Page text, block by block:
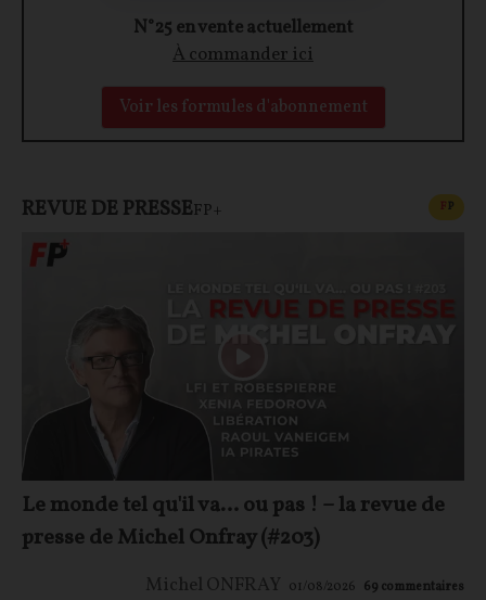
N°25 en vente actuellement
À commander ici
Voir les formules d'abonnement
REVUE DE PRESSEFP+ FP
Le monde tel qu'il va… ou pas ! – la revue de
presse de Michel Onfray (#203)
Michel ONFRAY 01/08/2026 69 commentaires